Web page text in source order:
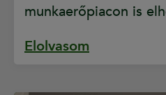
munkaerőpiacon is
Elolvasom